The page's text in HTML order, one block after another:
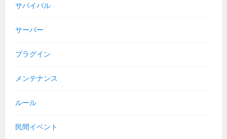
サバイバル
サーバー
プラグイン
メンテナンス
ルール
民間イベント